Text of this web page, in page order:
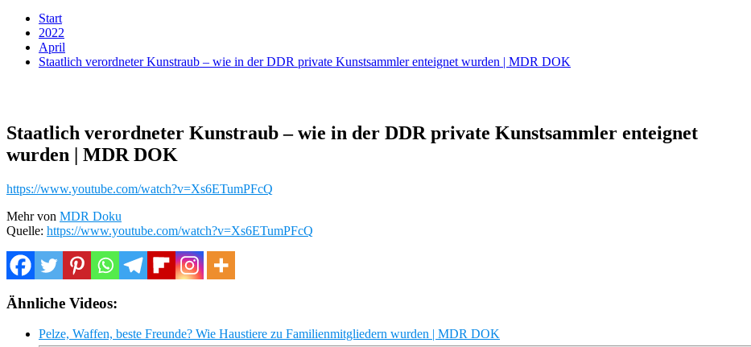
Start
2022
April
Staatlich verordneter Kunstraub – wie in der DDR private Kunstsammler enteignet wurden | MDR DOK
Staatlich verordneter Kunstraub – wie in der DDR private Kunstsammler enteignet
wurden | MDR DOK
https://www.youtube.com/watch?v=Xs6ETumPFcQ
Mehr von MDR Doku
Quelle: https://www.youtube.com/watch?v=Xs6ETumPFcQ
Ähnliche Videos:
Pelze, Waffen, beste Freunde? Wie Haustiere zu Familienmitgliedern wurden | MDR DOK